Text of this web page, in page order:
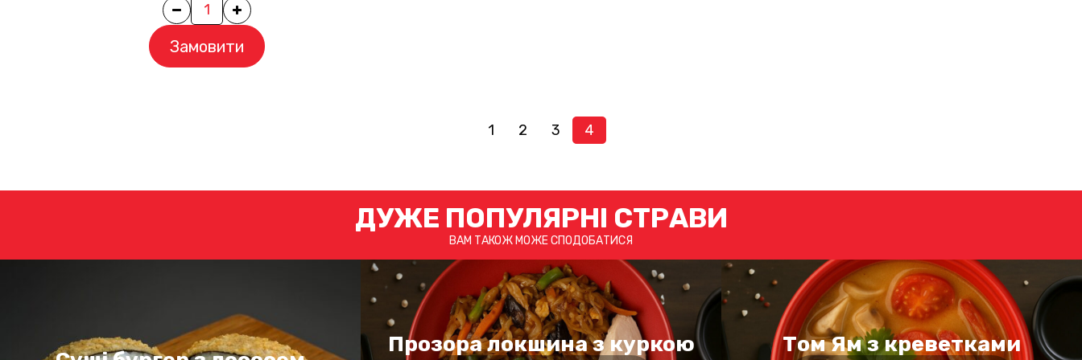
Quantity
Замовити
1 2 3 4
ДУЖЕ ПОПУЛЯРНІ СТРАВИ
ВАМ ТАКОЖ МОЖЕ СПОДОБАТИСЯ
Прозора локшина з куркою Том Ям з креветками